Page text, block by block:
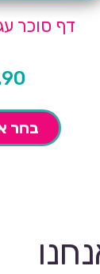
דף סוכר
בחר